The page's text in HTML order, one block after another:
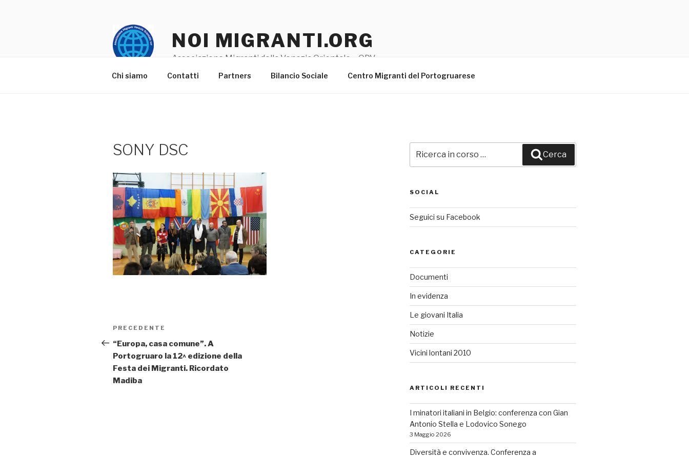
NOI MIGRANTI.ORG
Associazione Migranti della Venezia Orientale – ODV
Chi siamo Contatti Partners Bilancio Sociale Centro Migranti del Portogruarese
SONY DSC
Navigazione
articoli
Articolo
precedente:
PRECEDENTE
“Europa, casa comune”. A
Portogruaro la 12^ edizione della
Festa dei Migranti. Ricordato
Madiba
Cerca
SOCIAL
Seguici su Facebook
CATEGORIE
Documenti
In evidenza
Le giovani Italia
Notizie
Vicini lontani 2010
ARTICOLI RECENTI
I minatori italiani in Belgio: conferenza con Gian
Antonio Stella e Lodovico Sonego
3 Maggio 2026
Diversità e convivenza. Conferenza a